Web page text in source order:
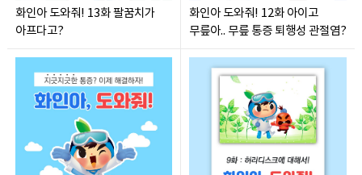
화인아 도와줘! 13화 팔꿈치가
아프다고?
화인아 도와줘! 12화 아이고
무릎아.. 무릎 통증 퇴행성 관절염?